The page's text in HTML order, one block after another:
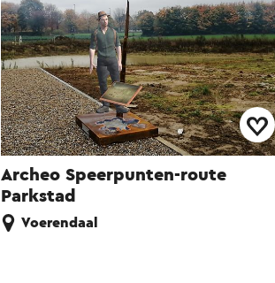
Archeo Speerpunten-route
Parkstad
Voerendaal